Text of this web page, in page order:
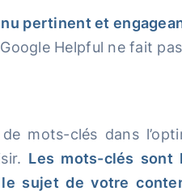
pertinent et
Helpful ne fait
mots-clés dans
Les mots-clés sont
sujet de votre